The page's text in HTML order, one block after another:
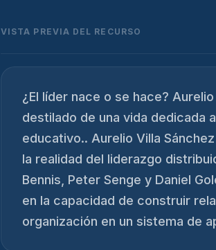
VISTA PREVIA DEL RECURSO
¿El líder nace o se hace?
destilado de una vida dedicada
educativo.. Aurelio Villa
la realidad del liderazgo
Bennis, Peter Senge y Daniel
en la capacidad de construir
organización en un sistema de